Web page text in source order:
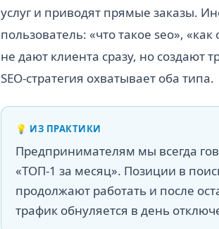
услуг и приводят прямые заказы.
пользователь: «что такое seo»,
не дают клиента сразу, но создают
SEO-стратегия охватывает оба типа.
💡 ИЗ ПРАКТИКИ
Предпринимателям мы всегда
«ТОП-1 за месяц». Позиции в
продолжают работать и после
трафик обнуляется в день